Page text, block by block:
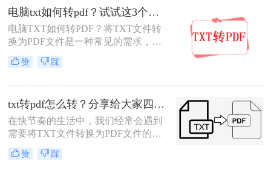
PDF格式进行阅读。那么，电脑上文
本TXT转PDF怎么转呢？这里为大家
提供几种常用的方法，无论你是电脑
小白还是高手，都能轻松操作！
电脑txt如何转pdf？试试这3个方法！
电脑TXT如何转PDF？将TXT文件转
换为PDF文件是一种常见的需求，尤
其在处理电子文档时。虽然TXT是一
种简单的文本文件格式，而PDF则是
将TXT文件转换为PDF文件方法。
赞 踩
txt转pdf怎么转？分享给大家四个方法!
在快节奏的生活中，我们经常会遇到
需要将TXT文件转换为PDF文件的情
况。无论是为了方便阅读、保护文件
内容，还是为了分享给他人，将TXT
赞 踩